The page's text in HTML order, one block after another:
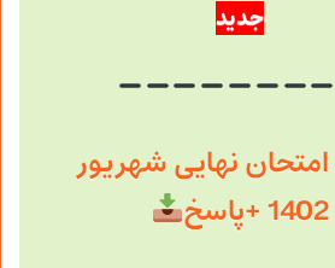
جدید
امتحان نهایی شهریور
1402 +پاسخ